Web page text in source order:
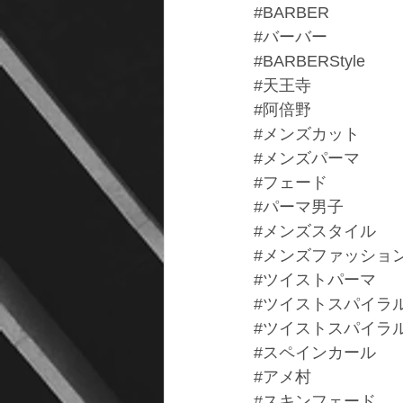
#BARBER
#バーバー
#BARBERStyle
#天王寺
#阿倍野
#メンズカット
#メンズパーマ
#フェード
#パーマ男子
#メンズスタイル
#メンズファッショ
#ツイストパーマ
#ツイストスパイラ
#ツイストスパイラ
#スペインカール
#アメ村